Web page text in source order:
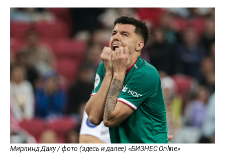
Мирлинд Даку / фото (здесь и далее) «БИЗНЕС Online»